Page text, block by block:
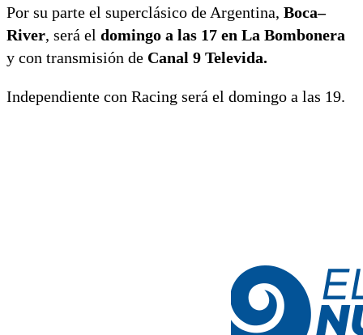
Por su parte el superclásico de Argentina, Boca–
River, será el domingo a las 17 en La Bombonera
y con transmisión de Canal 9 Televida.
Independiente con Racing será el domingo a las 19.